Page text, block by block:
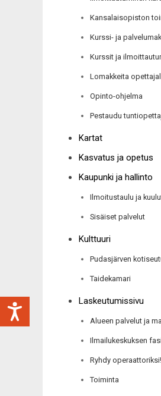
Kansalaisopiston
Kurssi- ja
Kurssit ja
Lomakkeita
Opinto-ohjelma
Pestaudu
Kartat
Kasvatus ja opetus
Kaupunki ja hallinto
Ilmoitustaulu ja
Sisäiset palvelut
Kulttuuri
Pudasjärven
Taidekamari
Laskeutumissivu
Alueen palvelut ja
Ilmailukeskuksen
Ryhdy operaattoriksi!
Toiminta